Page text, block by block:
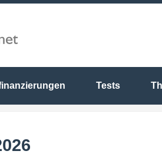
Tests